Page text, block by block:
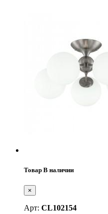
Товар В наличии
×
Арт: CL102154